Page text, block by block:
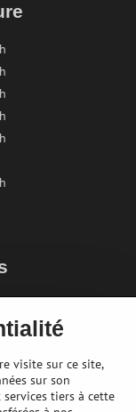
visite sur ce site,
sur son
tiers à cette